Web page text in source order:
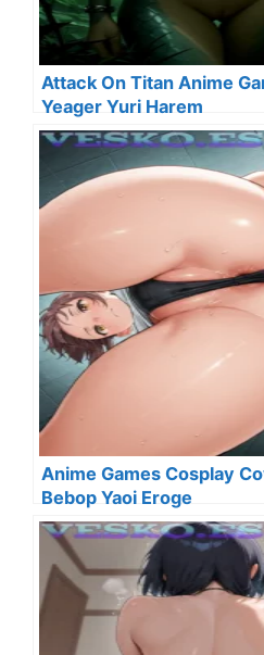
Attack On Titan Anime
Yeager Yuri Harem
Anime Games Cosplay
Bebop Yaoi Eroge